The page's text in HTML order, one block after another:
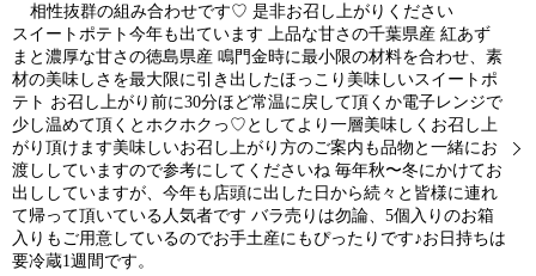
相性抜群の組み合わせです♡ 是非お召し上がりください
スイートポテト今年も出ています 上品な甘さの千葉県産 紅あず
まと濃厚な甘さの徳島県産 鳴門金時に最小限の材料を合わせ、素
材の美味しさを最大限に引き出したほっこり美味しいスイートポ
テト お召し上がり前に30分ほど常温に戻して頂くか電子レンジで
少し温めて頂くとホクホクっ♡としてより一層美味しくお召し上
がり頂けます美味しいお召し上がり方のご案内も品物と一緒にお
渡ししていますので参考にしてくださいね 毎年秋〜冬にかけてお
出ししていますが、今年も店頭に出した日から続々と皆様に連れ
て帰って頂いている人気者です バラ売りは勿論、5個入りのお箱
入りもご用意しているのでお手土産にもぴったりです♪お日持ちは
要冷蔵1週間です。